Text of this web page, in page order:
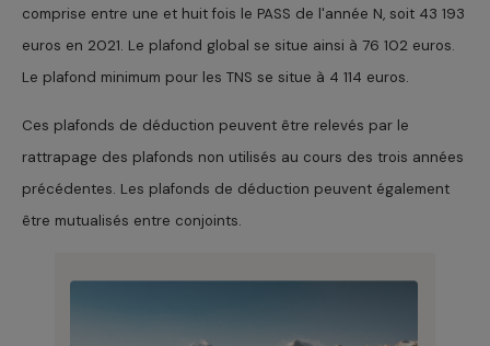
comprise entre une et huit fois le PASS de l'année N, soit 43 193
euros en 2021. Le plafond global se situe ainsi à 76 102 euros.
Le plafond minimum pour les TNS se situe à 4 114 euros.
Ces plafonds de déduction peuvent être relevés par le
rattrapage des plafonds non utilisés au cours des trois années
précédentes. Les plafonds de déduction peuvent également
être mutualisés entre conjoints.